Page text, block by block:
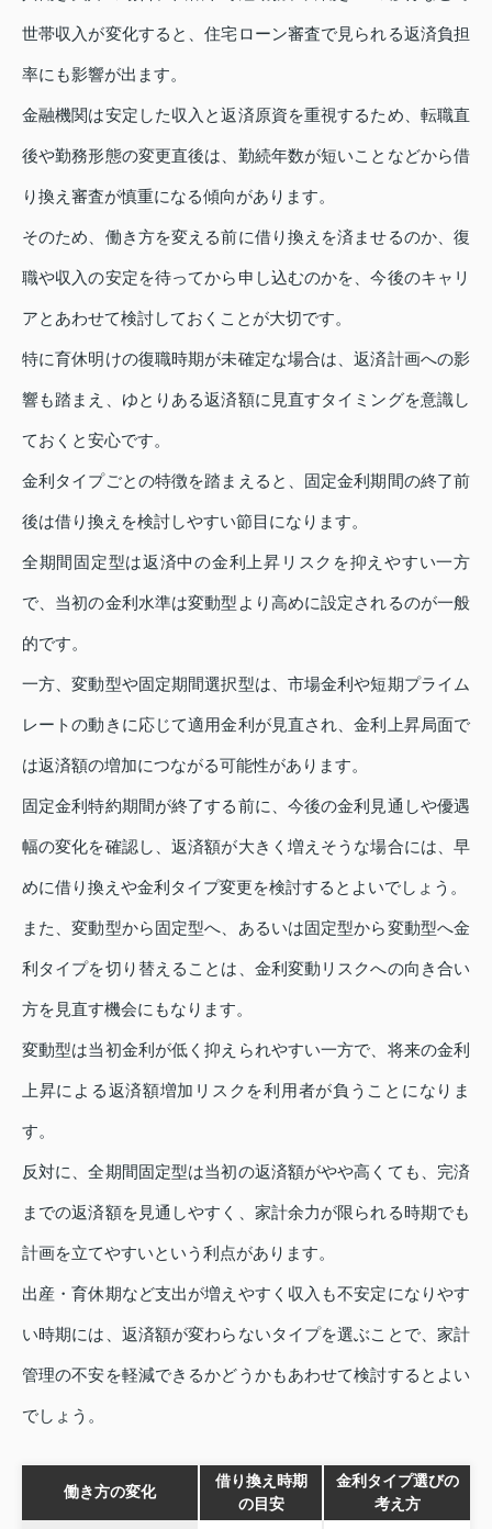
世帯収入が変化すると、住宅ローン審査で見られる返済負担
率にも影響が出ます。
金融機関は安定した収入と返済原資を重視するため、転職直
後や勤務形態の変更直後は、勤続年数が短いことなどから借
り換え審査が慎重になる傾向があります。
そのため、働き方を変える前に借り換えを済ませるのか、復
職や収入の安定を待ってから申し込むのかを、今後のキャリ
アとあわせて検討しておくことが大切です。
特に育休明けの復職時期が未確定な場合は、返済計画への影
響も踏まえ、ゆとりある返済額に見直すタイミングを意識し
ておくと安心です。
金利タイプごとの特徴を踏まえると、固定金利期間の終了前
後は借り換えを検討しやすい節目になります。
全期間固定型は返済中の金利上昇リスクを抑えやすい一方
で、当初の金利水準は変動型より高めに設定されるのが一般
的です。
一方、変動型や固定期間選択型は、市場金利や短期プライム
レートの動きに応じて適用金利が見直され、金利上昇局面で
は返済額の増加につながる可能性があります。
固定金利特約期間が終了する前に、今後の金利見通しや優遇
幅の変化を確認し、返済額が大きく増えそうな場合には、早
めに借り換えや金利タイプ変更を検討するとよいでしょう。
また、変動型から固定型へ、あるいは固定型から変動型へ金
利タイプを切り替えることは、金利変動リスクへの向き合い
方を見直す機会にもなります。
変動型は当初金利が低く抑えられやすい一方で、将来の金利
上昇による返済額増加リスクを利用者が負うことになりま
す。
反対に、全期間固定型は当初の返済額がやや高くても、完済
までの返済額を見通しやすく、家計余力が限られる時期でも
計画を立てやすいという利点があります。
出産・育休期など支出が増えやすく収入も不安定になりやす
い時期には、返済額が変わらないタイプを選ぶことで、家計
管理の不安を軽減できるかどうかもあわせて検討するとよい
でしょう。
働き方の変化
借り換え時期
の目安
金利タイプ選びの
考え方